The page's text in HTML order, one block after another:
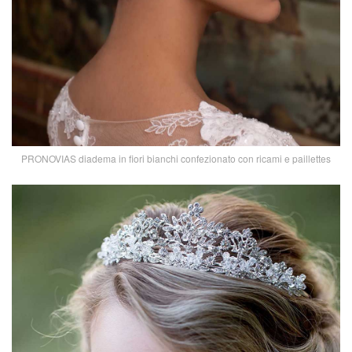
PRONOVIAS diadema in fiori bianchi confezionato con ricami e paillettes